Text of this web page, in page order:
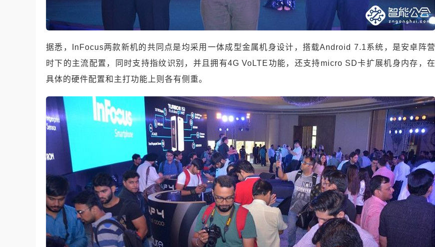
据悉，InFocus两款新机的共同点是均采用一体成型金属机身设计，搭载Android 7.1系统，是安卓阵营
时下的主流配置，同时支持指纹识别，并且拥有4G VoLTE功能，还支持micro SD卡扩展机身内存，在
具体的硬件配置和主打功能上则各有侧重。